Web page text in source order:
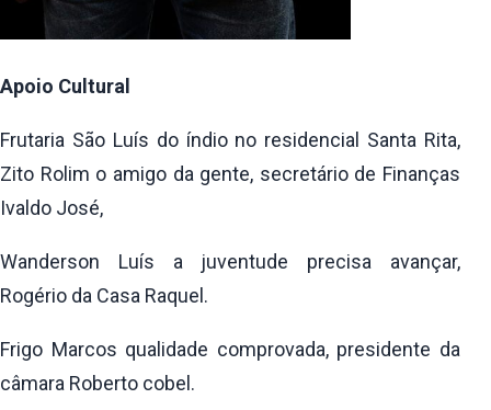
Apoio Cultural
Frutaria São Luís do índio no residencial Santa Rita,
Zito Rolim o amigo da gente, secretário de Finanças
Ivaldo José,
Wanderson Luís a juventude precisa avançar,
Rogério da Casa Raquel.
Frigo Marcos qualidade comprovada, presidente da
câmara Roberto cobel.